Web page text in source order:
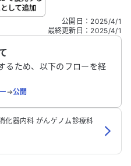
す。氏名やご自身の病気の詳細な
る
公開日 ： 2025/4/1
最終更新日 ： 2025/4/1
るため、以下のフローを経
➔公開
化器内科 がんゲノム診療科